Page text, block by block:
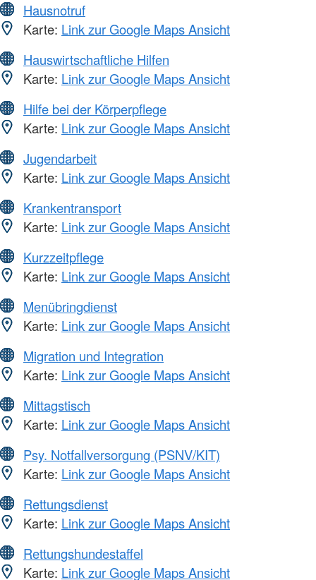
Hausnotruf
Karte: Link zur Google Maps Ansicht
Hauswirtschaftliche Hilfen
Karte: Link zur Google Maps Ansicht
Hilfe bei der Körperpflege
Karte: Link zur Google Maps Ansicht
Jugendarbeit
Karte: Link zur Google Maps Ansicht
Krankentransport
Karte: Link zur Google Maps Ansicht
Kurzzeitpflege
Karte: Link zur Google Maps Ansicht
Menübringdienst
Karte: Link zur Google Maps Ansicht
Migration und Integration
Karte: Link zur Google Maps Ansicht
Mittagstisch
Karte: Link zur Google Maps Ansicht
Psy. Notfallversorgung (PSNV/KIT)
Karte: Link zur Google Maps Ansicht
Rettungsdienst
Karte: Link zur Google Maps Ansicht
Rettungshundestaffel
Karte: Link zur Google Maps Ansicht